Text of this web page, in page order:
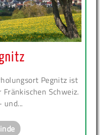
Pegnitz ist
Schweiz.
und...